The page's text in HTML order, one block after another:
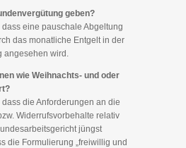
geben?
dass eine pauschale Abgeltung
das monatliche Entgelt in der
angesehen wird.
wie Weihnachts- und oder
die Anforderungen an die
Widerrufsvorbehalte relativ
jüngst
die Formulierung „freiwillig und